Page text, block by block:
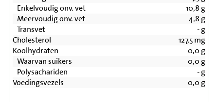
Enkelvoudig onv. vet
10,8 g
Meervoudig onv. vet
4,8 g
Transvet
-g
Cholesterol
127,5mg
Koolhydraten
0,0 g
Waarvan suikers
0,0 g
Polysachariden
-g
Voedingsvezels
0,0 g